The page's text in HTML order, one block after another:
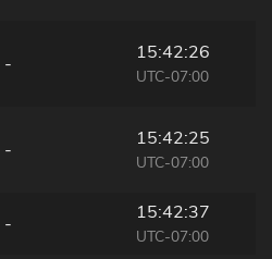
-
15:42:26
UTC-07:00
-
15:42:25
UTC-07:00
-
15:42:37
UTC-07:00